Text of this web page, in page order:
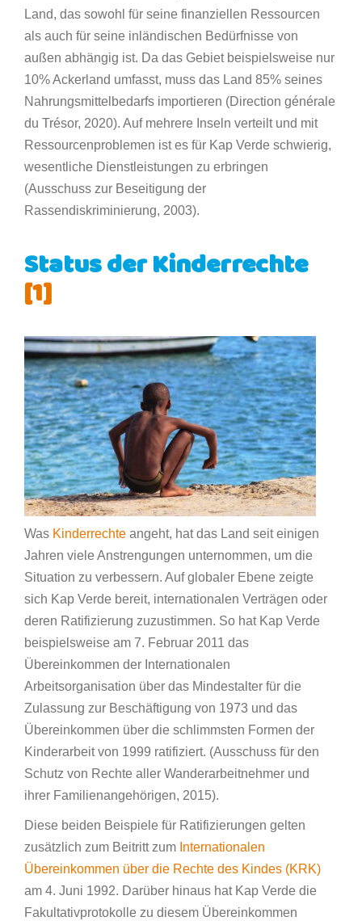
Land, das sowohl für seine finanziellen Ressourcen
als auch für seine inländischen Bedürfnisse von
außen abhängig ist. Da das Gebiet beispielsweise nur
10% Ackerland umfasst, muss das Land 85% seines
Nahrungsmittelbedarfs importieren (Direction générale
du Trésor, 2020). Auf mehrere Inseln verteilt und mit
Ressourcenproblemen ist es für Kap Verde schwierig,
wesentliche Dienstleistungen zu erbringen
(Ausschuss zur Beseitigung der
Rassendiskriminierung, 2003).
Status der Kinderrechte
[1]
Was Kinderrechte angeht, hat das Land seit einigen
Jahren viele Anstrengungen unternommen, um die
Situation zu verbessern. Auf globaler Ebene zeigte
sich Kap Verde bereit, internationalen Verträgen oder
deren Ratifizierung zuzustimmen. So hat Kap Verde
beispielsweise am 7. Februar 2011 das
Übereinkommen der Internationalen
Arbeitsorganisation über das Mindestalter für die
Zulassung zur Beschäftigung von 1973 und das
Übereinkommen über die schlimmsten Formen der
Kinderarbeit von 1999 ratifiziert. (Ausschuss für den
Schutz von Rechte aller Wanderarbeitnehmer und
ihrer Familienangehörigen, 2015).
Diese beiden Beispiele für Ratifizierungen gelten
zusätzlich zum Beitritt zum Internationalen
Übereinkommen über die Rechte des Kindes (KRK)
am 4. Juni 1992. Darüber hinaus hat Kap Verde die
Fakultativprotokolle zu diesem Übereinkommen